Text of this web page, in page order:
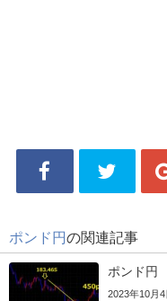
ポンド円の関連記事
ポンド円
2023年10月